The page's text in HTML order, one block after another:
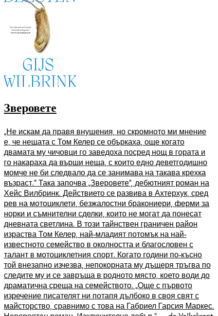
Зверовете
„Не искам да правя внушения, но скромното ми мнение
е, че нещата с Том Келер се объркаха, още когато
двамата му чичовци го заведоха посред нощ в гората и
го накараха да върши неща, с които едно деветгодишно
момче не би следвало да се занимава на такава крехка
възраст.“ Така започва „Зверовете“, дебютният роман на
Хейс Вилбринк. Действието се развива в Ахтерхук, сред
рев на мотоциклети, безжалостни бракониери, ферми за
норки и съмнителни сделки, които не могат да понесат
дневната светлина. В този тайнствен граничен район
израства Том Келер, най-младият потомък на най-
известното семейство в околността и благословен с
талант в мотоциклетния спорт. Когато години по-късно
той внезапно изчезва, непокорната му дъщеря тръгва по
следите му и се завръща в родното място, което води до
драматична среща на семейството. „Още с първото
изречение писателят ни потапя дълбоко в своя свят с
майсторство, сравнимо с това на Габриел Гарсия Маркес.